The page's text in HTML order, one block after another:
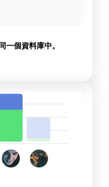
一個資料庫中。